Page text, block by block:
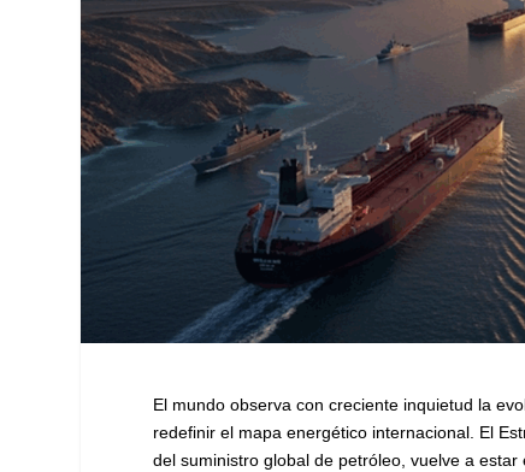
El mundo observa con creciente inquietud la
redefinir el mapa energético internacional. El
del suministro global de petróleo, vuelve a